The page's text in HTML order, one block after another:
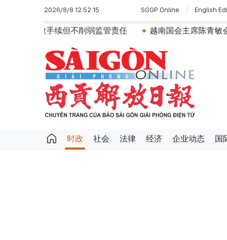
2026/8/8 12:52:15 SGGP Online English
弱监管责任 越南国会主席陈青敏会见美国驻越南大使詹
时政 社会 法律 经济 企业动态 国